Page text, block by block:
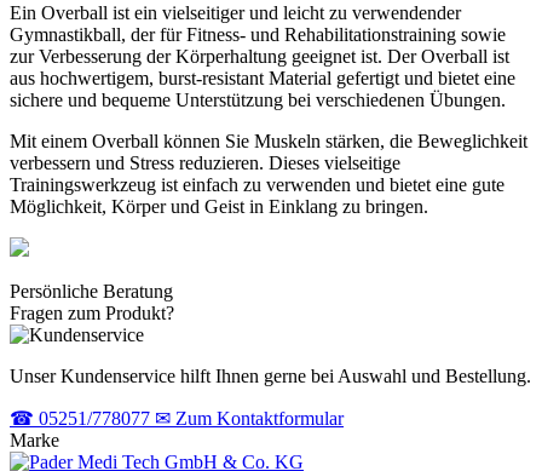
Ein Overball ist ein vielseitiger und leicht zu verwendender
Gymnastikball, der für Fitness- und Rehabilitationstraining sowie
zur Verbesserung der Körperhaltung geeignet ist. Der Overball ist
aus hochwertigem, burst-resistant Material gefertigt und bietet eine
sichere und bequeme Unterstützung bei verschiedenen Übungen.
Mit einem Overball können Sie Muskeln stärken, die Beweglichkeit
verbessern und Stress reduzieren. Dieses vielseitige
Trainingswerkzeug ist einfach zu verwenden und bietet eine gute
Möglichkeit, Körper und Geist in Einklang zu bringen.
Persönliche Beratung
Fragen zum Produkt?
Unser Kundenservice hilft Ihnen gerne bei Auswahl und Bestellung.
☎ 05251/778077 ✉ Zum Kontaktformular
Marke